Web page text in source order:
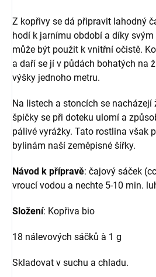
Z kopřivy se dá připravit lahodný
hodí k jarnímu období a díky
může být použit k vnitřní očistě.
a daří se jí v půdách bohatých na
výšky jednoho metru.
Na listech a stoncích se nacházejí
špičky se při doteku ulomí a
pálivé vyrážky. Tato rostlina však
bylinám naší zeměpisné šířky.
Návod k přípravě: čajový sáček
vroucí vodou a nechte 5-10 min.
Složení: Kopřiva bio
18 nálevových sáčků à 1 g
Skladovat v suchu a chladu.